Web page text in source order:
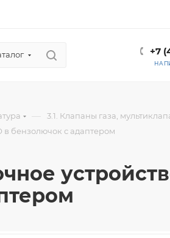
+7
— 3.1. Клапаны газа,
в бензолючок с адаптером